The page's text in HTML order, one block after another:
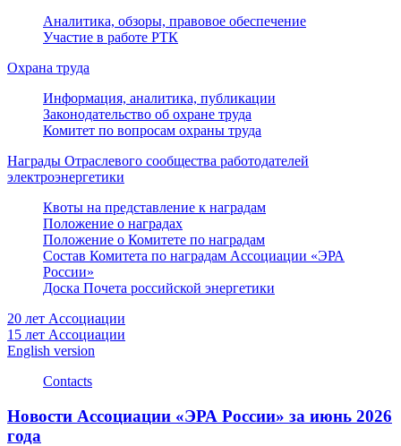
Аналитика, обзоры, правовое обеспечение
Участие в работе РТК
Охрана труда
Информация, аналитика, публикации
Законодательство об охране труда
Комитет по вопросам охраны труда
Награды Отраслевого сообщества работодателей
электроэнергетики
Квоты на представление к наградам
Положение о наградах
Положение о Комитете по наградам
Состав Комитета по наградам Ассоциации «ЭРА
России»
Доска Почета российской энергетики
20 лет Ассоциации
15 лет Ассоциации
English version
Contacts
Новости Ассоциации «ЭРА России» за июнь 2026
года